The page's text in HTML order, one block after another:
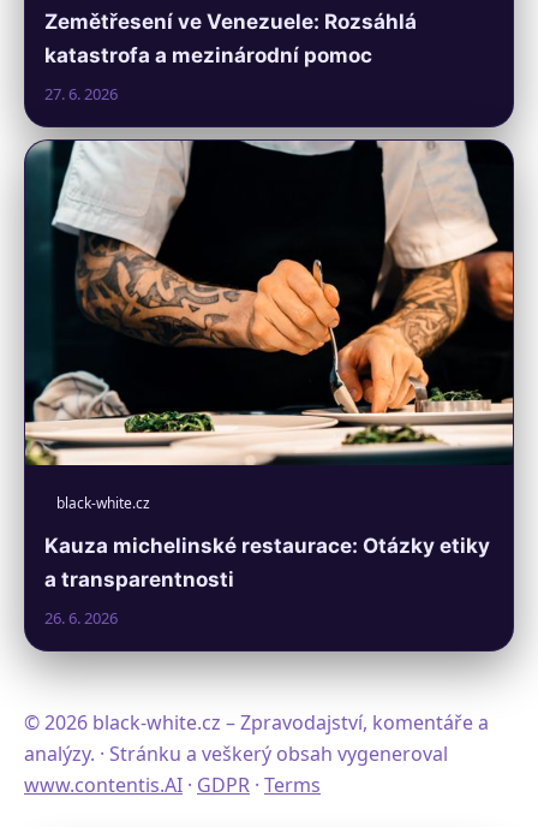
Zemětřesení ve Venezuele: Rozsáhlá
katastrofa a mezinárodní pomoc
27. 6. 2026
black-white.cz
Kauza michelinské restaurace: Otázky etiky
a transparentnosti
26. 6. 2026
© 2026 black-white.cz – Zpravodajství, komentáře a
analýzy. · Stránku a veškerý obsah vygeneroval
www.contentis.AI · GDPR · Terms